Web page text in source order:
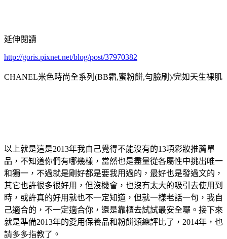
延伸閱讀
http://goris.pixnet.net/blog/post/37970382
CHANEL米色時尚全系列(BB霜,蜜粉餅,勻臉刷)/完如天生裸肌
以上就是這是2013年我自己覺得不能沒有的13項彩妝推薦單
品，不知道你們有哪幾樣，當然也是盡量從各屬性中挑出唯一
和獨一，不過就是剛好都是要我用過的，最好也是發過文的，
其它也許很多很好用，但沒機會，也沒有太大的吸引去使用到
時，或許真的好用就也不一定知道，但就一樣老話一句，我自
己適合的，不一定適合你，還是靠櫃去試試最安全囉。接下來
就是準備2013年的愛用保養品和粉餅類總評比了，2014年，也
請多多指教了。